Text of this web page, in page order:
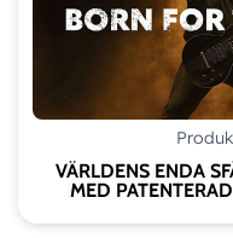
MEDIA
VÄRLDENS ENDA
MED